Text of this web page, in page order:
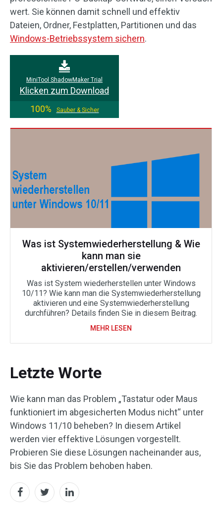
wert. Sie können damit schnell und effektiv
Dateien, Ordner, Festplatten, Partitionen und das
Windows-Betriebssystem sichern.
MiniTool ShadowMaker Trial
Klicken zum Download
100%
Sauber & Sicher
Was ist Systemwiederherstellung & Wie
kann man sie
aktivieren/erstellen/verwenden
Was ist System wiederherstellen unter Windows
10/11? Wie kann man die Systemwiederherstellung
aktivieren und eine Systemwiederherstellung
durchführen? Details finden Sie in diesem Beitrag.
MEHR LESEN
Letzte Worte
Wie kann man das Problem „Tastatur oder Maus
funktioniert im abgesicherten Modus nicht“ unter
Windows 11/10 beheben? In diesem Artikel
werden vier effektive Lösungen vorgestellt.
Probieren Sie diese Lösungen nacheinander aus,
bis Sie das Problem behoben haben.